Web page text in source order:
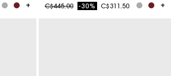
Price reduced from
C$445.00to-30% C$311.50